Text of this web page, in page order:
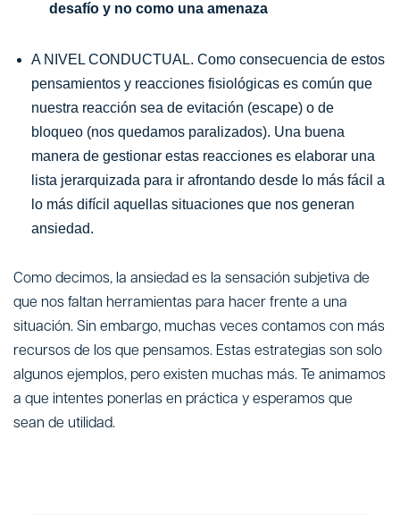
desafío y no como una amenaza
A NIVEL CONDUCTUAL. Como consecuencia de estos
pensamientos y reacciones fisiológicas es común que
nuestra reacción sea de evitación (escape) o de
bloqueo (nos quedamos paralizados). Una buena
manera de gestionar estas reacciones es elaborar una
lista jerarquizada para ir afrontando desde lo más fácil a
lo más difícil aquellas situaciones que nos generan
ansiedad.
Como decimos, la ansiedad es la sensación subjetiva de
que nos faltan herramientas para hacer frente a una
situación. Sin embargo, muchas veces contamos con más
recursos de los que pensamos. Estas estrategias son solo
algunos ejemplos, pero existen muchas más. Te animamos
a que intentes ponerlas en práctica y esperamos que
sean de utilidad.